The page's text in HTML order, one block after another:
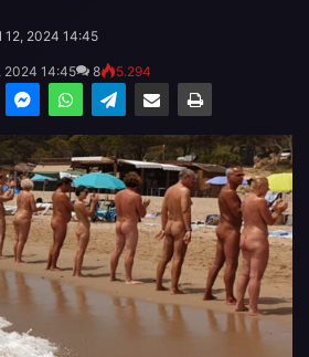
12, 2024 14:45
2024 14:45 8 5.294
MessengerWhatsAppTelegramCompartir por email Imprimir